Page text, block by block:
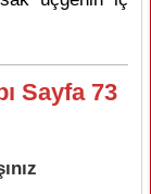
Sayfa 73